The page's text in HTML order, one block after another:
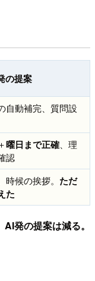
の提案
自動補完、質問設
曜日まで正確 、理
認
候の挨拶。 ただ
た
発の提案は減る。